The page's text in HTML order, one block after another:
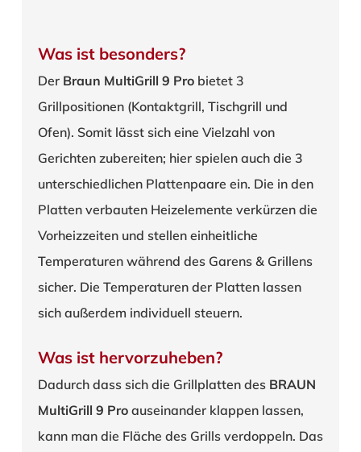
Was ist besonders?
Der Braun MultiGrill 9 Probietet 3
Grillpositionen (Kontaktgrill, Tischgrill und
Ofen). Somit lässt sich eine Vielzahl von
Gerichten zubereiten; hier spielen auch die 3
unterschiedlichen Plattenpaare ein. Die in den
Platten verbauten Heizelemente verkürzen die
Vorheizzeiten und stellen einheitliche
Temperaturen während des Garens & Grillens
sicher. Die Temperaturen der Platten lassen
sich außerdem individuell steuern.
Was ist hervorzuheben?
Dadurch dass sich die Grillplatten des BRAUN
MultiGrill 9 Proauseinander klappen lassen,
kann man die Fläche des Grills verdoppeln. Das